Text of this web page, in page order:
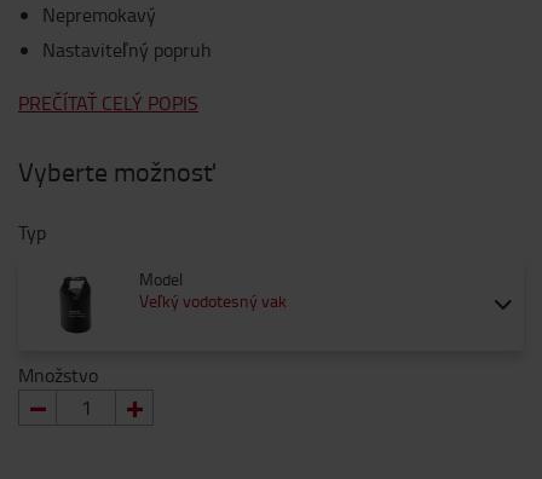
Nepremokavý
Nastaviteľný popruh
PREČÍTAŤ CELÝ POPIS
Vyberte možnosť
Typ
Model
Veľký vodotesný vak
Množstvo